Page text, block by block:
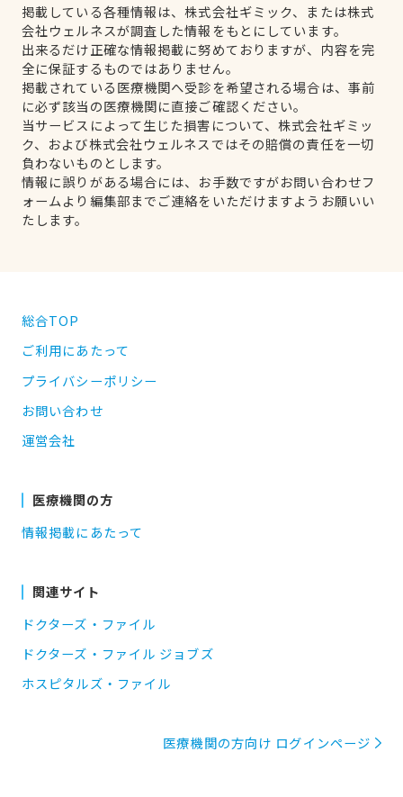
掲載している各種情報は、株式会社ギミック、または株式
会社ウェルネスが調査した情報をもとにしています。
出来るだけ正確な情報掲載に努めておりますが、内容を完
全に保証するものではありません。
掲載されている医療機関へ受診を希望される場合は、事前
に必ず該当の医療機関に直接ご確認ください。
当サービスによって生じた損害について、株式会社ギミッ
ク、および株式会社ウェルネスではその賠償の責任を一切
負わないものとします。
情報に誤りがある場合には、お手数ですがお問い合わせフ
ォームより編集部までご連絡をいただけますようお願いい
たします。
総合TOP
ご利用にあたって
プライバシーポリシー
お問い合わせ
運営会社
医療機関の方
情報掲載にあたって
関連サイト
ドクターズ・ファイル
ドクターズ・ファイル ジョブズ
ホスピタルズ・ファイル
医療機関の方向け ログインページ